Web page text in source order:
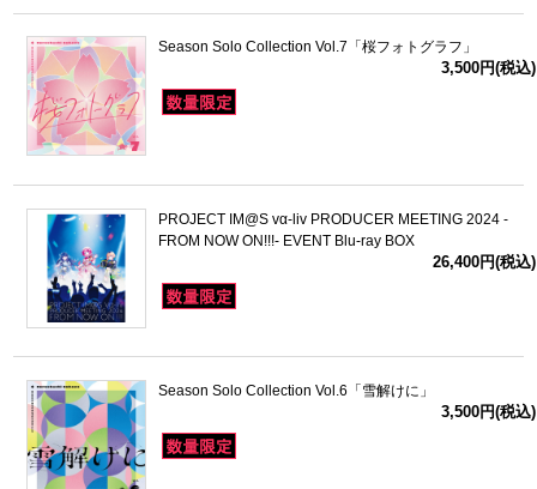
Season Solo Collection Vol.7「桜フォトグラフ」
3,500円(税込)
PROJECT IM@S vα-liv PRODUCER MEETING 2024 -
FROM NOW ON!!!- EVENT Blu-ray BOX
26,400円(税込)
Season Solo Collection Vol.6「雪解けに」
3,500円(税込)